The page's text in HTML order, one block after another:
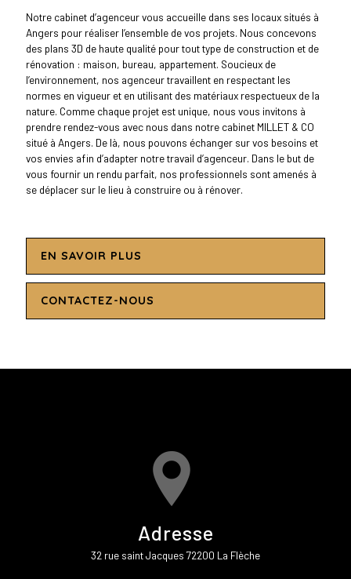
Notre cabinet d’agenceur vous accueille dans ses locaux situés à
Angers pour réaliser l’ensemble de vos projets. Nous concevons
des plans 3D de haute qualité pour tout type de construction et de
rénovation : maison, bureau, appartement. Soucieux de
l’environnement, nos agenceur travaillent en respectant les
normes en vigueur et en utilisant des matériaux respectueux de la
nature. Comme chaque projet est unique, nous vous invitons à
prendre rendez-vous avec nous dans notre cabinet MILLET & CO
situé à Angers. De là, nous pouvons échanger sur vos besoins et
vos envies afin d’adapter notre travail d’agenceur. Dans le but de
vous fournir un rendu parfait, nos professionnels sont amenés à
se déplacer sur le lieu à construire ou à rénover.
EN SAVOIR PLUS
CONTACTEZ-NOUS
Adresse
32 rue saint Jacques 72200 La Flèche